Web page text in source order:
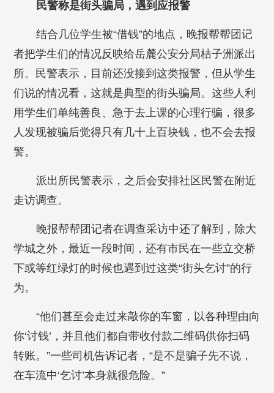
民警称是街头骗局，遇到应报警
结合几位学生被“借钱”的地点，晚报帮帮团记
者把学生们的情况反映给岳麓公安分局桔子洲派出
所。民警表示，目前还没接到这类报警，但从学生
们说的情况看，这就是典型的街头骗局。这些人利
用学生们单纯善良、急于去上课的心理行骗，很多
人发现被骗后觉得只有几十上百块钱，也不会去报
警。
派出所民警表示，之后会安排社区民警在附近
走访调查。
晚报帮帮团记者在调查采访中还了解到，除大
学城之外，最近一段时间，还有市民在一些立交桥
下或等红绿灯的时候也遇到过这类“街头乞讨”的行
为。
“他们甚至会走过来敲你的车窗，以各种理由向
你‘讨钱’，并且他们都自带收付款二维码供你扫码
转账。”一些司机告诉记者，“是不是骗子先不说，
在车流中‘乞讨’本身就很危险。”